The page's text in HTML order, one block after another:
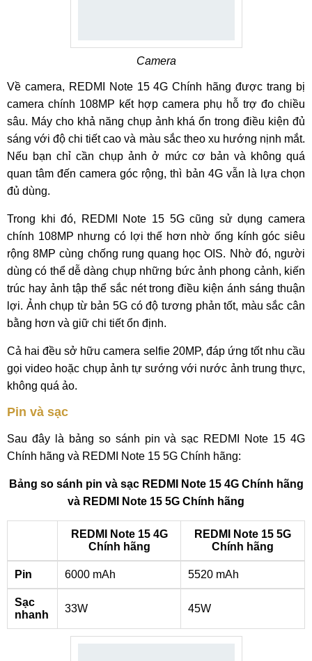
Camera
Về camera, REDMI Note 15 4G Chính hãng được trang bị
camera chính 108MP kết hợp camera phụ hỗ trợ đo chiều
sâu. Máy cho khả năng chụp ảnh khá ổn trong điều kiện đủ
sáng với độ chi tiết cao và màu sắc theo xu hướng nịnh mắt.
Nếu bạn chỉ cần chụp ảnh ở mức cơ bản và không quá
quan tâm đến camera góc rộng, thì bản 4G vẫn là lựa chọn
đủ dùng.
Trong khi đó, REDMI Note 15 5G cũng sử dụng camera
chính 108MP nhưng có lợi thế hơn nhờ ống kính góc siêu
rộng 8MP cùng chống rung quang học OIS. Nhờ đó, người
dùng có thể dễ dàng chụp những bức ảnh phong cảnh, kiến
trúc hay ảnh tập thể sắc nét trong điều kiện ánh sáng thuận
lợi. Ảnh chụp từ bản 5G có độ tương phản tốt, màu sắc cân
bằng hơn và giữ chi tiết ổn định.
Cả hai đều sở hữu camera selfie 20MP, đáp ứng tốt nhu cầu
gọi video hoặc chụp ảnh tự sướng với nước ảnh trung thực,
không quá ảo.
Pin và sạc
Sau đây là bảng so sánh pin và sạc REDMI Note 15 4G
Chính hãng và REDMI Note 15 5G Chính hãng:
Bảng so sánh pin và sạc REDMI Note 15 4G Chính hãng
và REDMI Note 15 5G Chính hãng
REDMI Note 15 4G
Chính hãng
REDMI Note 15 5G
Chính hãng
Pin 6000 mAh 5520 mAh
Sạc
nhanh
33W 45W